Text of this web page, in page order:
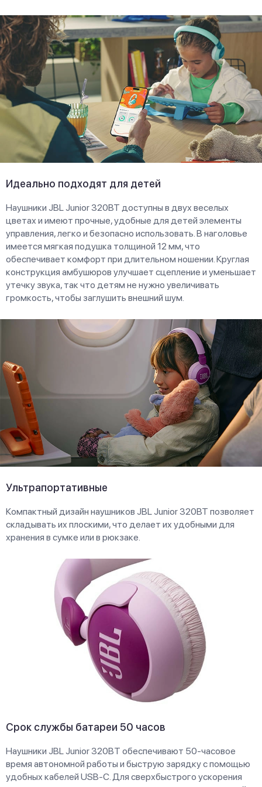
Идеально подходят для детей
Наушники JBL Junior 320ВТ доступны в двух веселых
цветах и имеют прочные, удобные для детей элементы
управления, легко и безопасно использовать. В наголовье
имеется мягкая подушка толщиной 12 мм, что
обеспечивает комфорт при длительном ношении. Круглая
конструкция амбушюров улучшает сцепление и уменьшает
утечку звука, так что детям не нужно увеличивать
громкость, чтобы заглушить внешний шум.
Ультрапортативные
Компактный дизайн наушников JBL Junior 320ВТ позволяет
складывать их плоскими, что делает их удобными для
хранения в сумке или в рюкзаке.
Срок службы батареи 50 часов
Наушники JBL Junior 320BT обеспечивают 50-часовое
время автономной работы и быструю зарядку с помощью
удобных кабелей USB-C. Для сверхбыстрого ускорения